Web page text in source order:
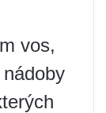
vos,